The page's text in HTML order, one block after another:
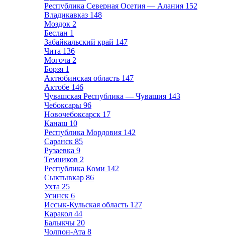
Республика Северная Осетия — Алания 152
Владикавказ 148
Моздок 2
Беслан 1
Забайкальский край 147
Чита 136
Могоча 2
Борзя 1
Актюбинская область 147
Актобе 146
Чувашская Республика — Чувашия 143
Чебоксары 96
Новочебоксарск 17
Канаш 10
Республика Мордовия 142
Саранск 85
Рузаевка 9
Темников 2
Республика Коми 142
Сыктывкар 86
Ухта 25
Усинск 6
Иссык-Кульская область 127
Каракол 44
Балыкчы 20
Чолпон-Ата 8